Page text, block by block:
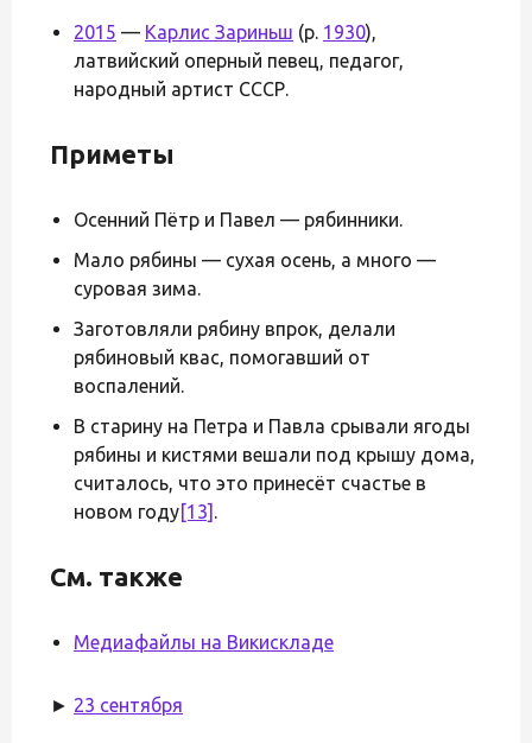
2015 — Карлис Зариньш (р. 1930),
латвийский оперный певец, педагог,
народный артист СССР.
Приметы
Осенний Пётр и Павел — рябинники.
Мало рябины — сухая осень, а много —
суровая зима.
Заготовляли рябину впрок, делали
рябиновый квас, помогавший от
воспалений.
В старину на Петра и Павла срывали ягоды
рябины и кистями вешали под крышу дома,
считалось, что это принесёт счастье в
новом году[13] .
См. также
Медиафайлы на Викискладе
► 23 сентября